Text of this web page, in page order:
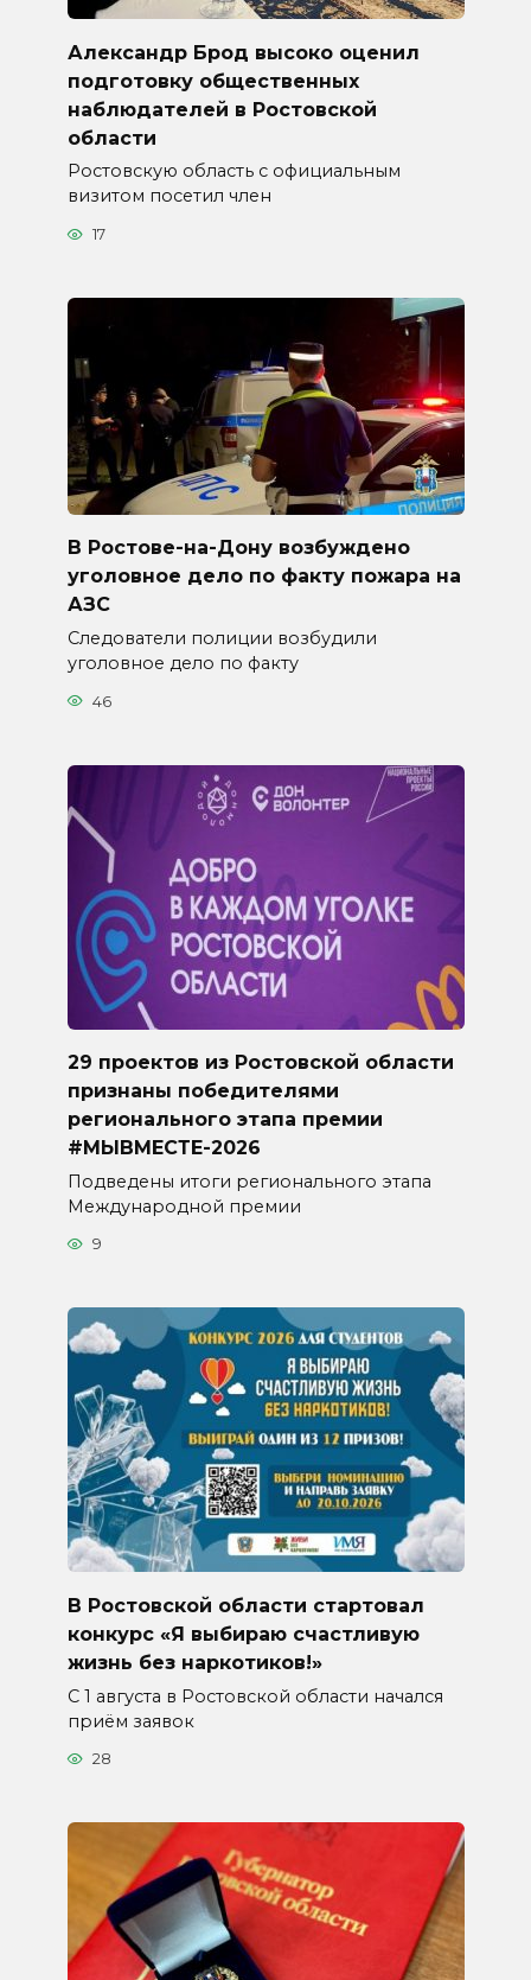
Александр Брод высоко оценил
подготовку общественных
наблюдателей в Ростовской
области
Ростовскую область с официальным
визитом посетил член
17
В Ростове-на-Дону возбуждено
уголовное дело по факту пожара на
АЗС
Следователи полиции возбудили
уголовное дело по факту
46
29 проектов из Ростовской области
признаны победителями
регионального этапа премии
#МЫВМЕСТЕ-2026
Подведены итоги регионального этапа
Международной премии
9
В Ростовской области стартовал
конкурс «Я выбираю счастливую
жизнь без наркотиков!»
С 1 августа в Ростовской области начался
приём заявок
28